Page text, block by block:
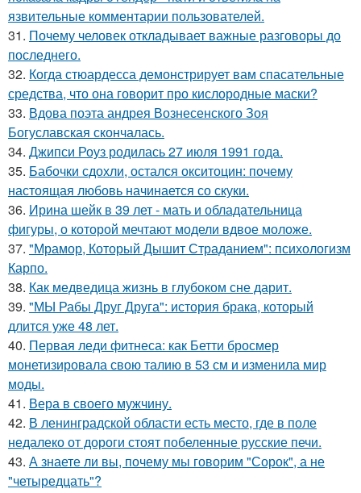
язвительные комментарии пользователей.
31. Почему человек откладывает важные разговоры до
последнего.
32. Когда стюардесса демонстрирует вам спасательные
средства, что она говорит про кислородные маски?
33. Вдова поэта андрея Вознесенского Зоя
Богуславская скончалась.
34. Джипси Роуз родилась 27 июля 1991 года.
35. Бабочки сдохли, остался окситоцин: почему
настоящая любовь начинается со скуки.
36. Ирина шейк в 39 лет - мать и обладательница
фигуры, о которой мечтают модели вдвое моложе.
37. "Мрамор, Который Дышит Страданием": психологизм
Карпо.
38. Как медведица жизнь в глубоком сне дарит.
39. "МЫ Рабы Друг Друга": история брака, который
длится уже 48 лет.
40. Первая леди фитнеса: как Бетти бросмер
монетизировала свою талию в 53 см и изменила мир
моды.
41. Вера в своего мужчину.
42. В ленинградской области есть место, где в поле
недалеко от дороги стоят побеленные русские печи.
43. А знаете ли вы, почему мы говорим "Сорок", а не
"четыредцать"?